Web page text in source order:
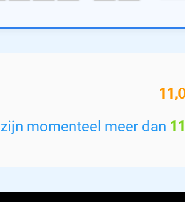
e
e
n
momenteel meer dan